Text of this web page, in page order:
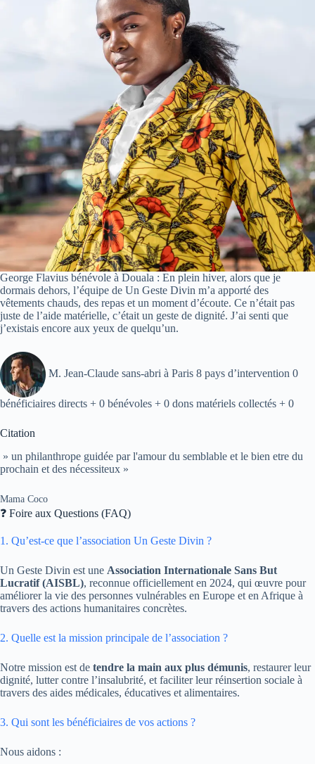
George Flavius bénévole à Douala : En plein hiver, alors que je
dormais dehors, l’équipe de Un Geste Divin m’a apporté des
vêtements chauds, des repas et un moment d’écoute. Ce n’était pas
juste de l’aide matérielle, c’était un geste de dignité. J’ai senti que
j’existais encore aux yeux de quelqu’un.
M. Jean-Claude sans-abri à Paris 8 pays d’intervention 0
bénéficiaires directs + 0 bénévoles + 0 dons matériels collectés + 0
Citation
» un philanthrope guidée par l'amour du semblable et le bien etre du
prochain et des nécessiteux »
Mama Coco
❓ Foire aux Questions (FAQ)
1. Qu’est-ce que l’association Un Geste Divin ?
Un Geste Divin est une Association Internationale Sans But
Lucratif (AISBL), reconnue officiellement en 2024, qui œuvre pour
améliorer la vie des personnes vulnérables en Europe et en Afrique à
travers des actions humanitaires concrètes.
2. Quelle est la mission principale de l’association ?
Notre mission est de tendre la main aux plus démunis, restaurer leur
dignité, lutter contre l’insalubrité, et faciliter leur réinsertion sociale à
travers des aides médicales, éducatives et alimentaires.
3. Qui sont les bénéficiaires de vos actions ?
Nous aidons :